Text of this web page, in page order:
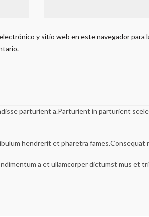
y sitio web en este navegador para
parturient a.Parturient in parturient
hendrerit et pharetra fames.Consequat
a et ullamcorper dictumst mus et